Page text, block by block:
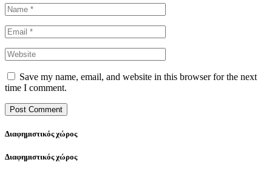
Save my name, email, and website in this browser for the next
time I comment.
Διαφημιστικός χώρος
Διαφημιστικός χώρος